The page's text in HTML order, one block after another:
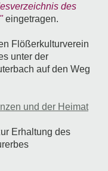
des
eingetragen.
Flößerkulturverein
unter der
auf den Weg
und der Heimat
Erhaltung des